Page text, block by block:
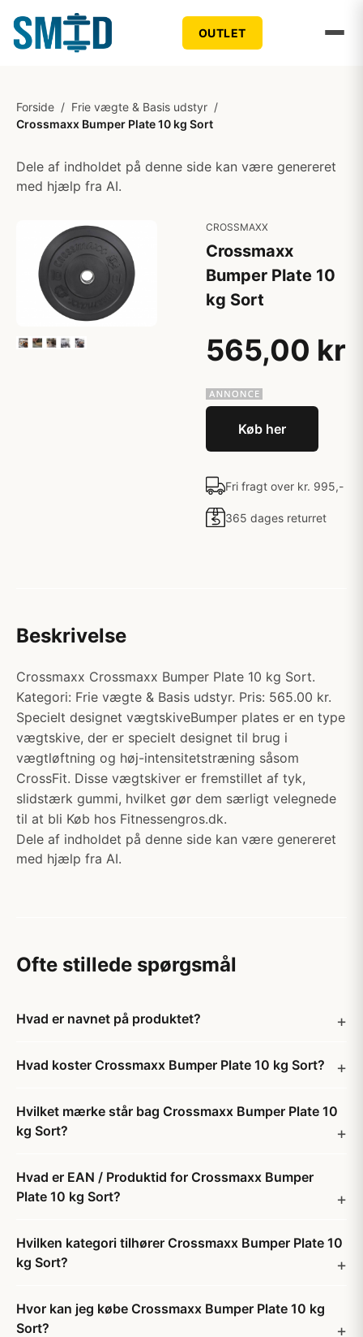
OUTLET
Forside / Frie vægte & Basis udstyr /
Crossmaxx Bumper Plate 10 kg Sort
Dele af indholdet på denne side kan være genereret
med hjælp fra AI.
CROSSMAXX
Crossmaxx
Bumper Plate 10
kg Sort
565,00 kr
Køb her
Fri fragt over kr. 995,-
365 dages returret
Beskrivelse
Crossmaxx Crossmaxx Bumper Plate 10 kg Sort.
Kategori: Frie vægte & Basis udstyr. Pris: 565.00 kr.
Specielt designet vægtskiveBumper plates er en type
vægtskive, der er specielt designet til brug i
vægtløftning og høj-intensitetstræning såsom
CrossFit. Disse vægtskiver er fremstillet af tyk,
slidstærk gummi, hvilket gør dem særligt velegnede
til at bli Køb hos Fitnessengros.dk.
Dele af indholdet på denne side kan være genereret
med hjælp fra AI.
Ofte stillede spørgsmål
Hvad er navnet på produktet?
Hvad koster Crossmaxx Bumper Plate 10 kg Sort?
Hvilket mærke står bag Crossmaxx Bumper Plate 10
kg Sort?
Hvad er EAN / Produktid for Crossmaxx Bumper
Plate 10 kg Sort?
Hvilken kategori tilhører Crossmaxx Bumper Plate 10
kg Sort?
Hvor kan jeg købe Crossmaxx Bumper Plate 10 kg
Sort?